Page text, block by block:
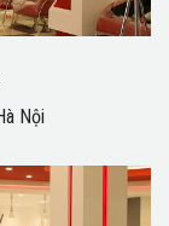
Nội